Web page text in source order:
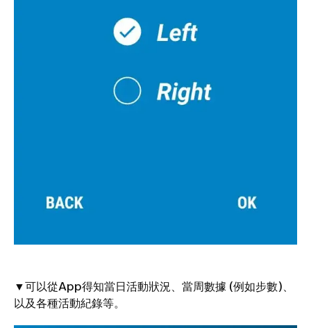
▼可以從App得知當日活動狀況、當周數據 (例如步數)、
以及各種活動紀錄等。